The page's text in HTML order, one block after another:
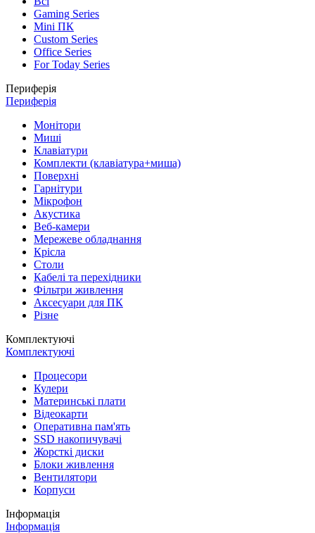
Gaming Series
Mini ПК
Custom Series
Office Series
For Today Series
Периферія
Периферія
Монітори
Миші
Клавіатури
Комплекти (клавіатура+миша)
Поверхні
Гарнітури
Мікрофон
Акустика
Веб-камери
Мережеве обладнання
Крісла
Столи
Кабелі та перехідники
Фільтри живлення
Аксесуари для ПК
Різне
Комплектуючі
Комплектуючі
Процесори
Кулери
Материнські плати
Відеокарти
Оперативна пам'ять
SSD накопичувачі
Жорсткі диски
Блоки живлення
Вентилятори
Корпуси
Інформація
Інформація